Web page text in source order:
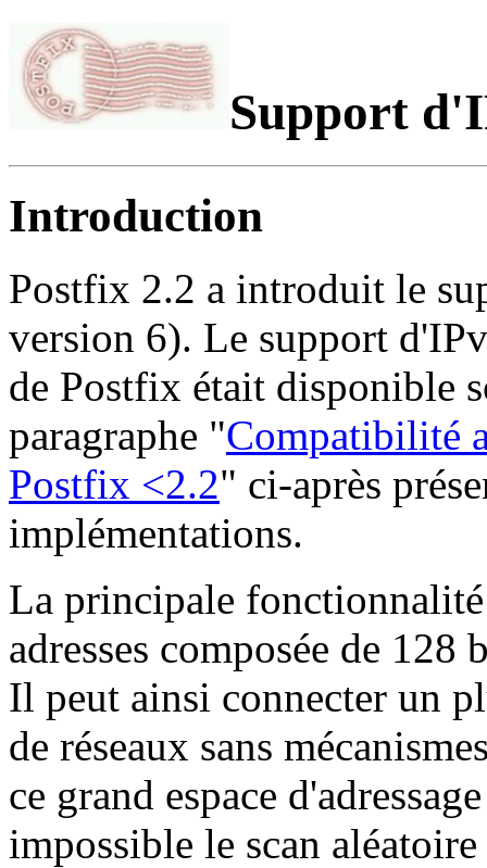
Support
Introduction
Postfix 2.2 a introduit le
version 6). Le support
de Postfix était disponible
paragraphe "Compatibilité
Postfix <2.2" ci-après
implémentations.
La principale
adresses composée de
Il peut ainsi connecter un
de réseaux sans
ce grand espace
impossible le scan aléatoire